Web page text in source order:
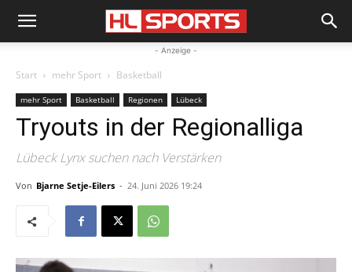
- Anzeige -
Start mehr Sport Basketball
mehr Sport Basketball Regionen Lübeck
Tryouts in der Regionalliga
Lübeck Lynx suchen nach Verstärken
Von Bjarne Setje-Eilers - 24. Juni 2026 19:24